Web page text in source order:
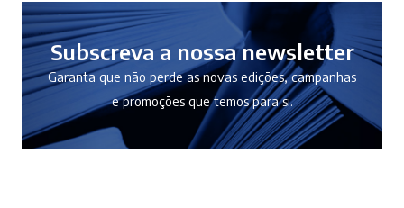
Subscreva a nossa newsletter
Garanta que não perde as novas edições, campanhas
e promoções que temos para si.